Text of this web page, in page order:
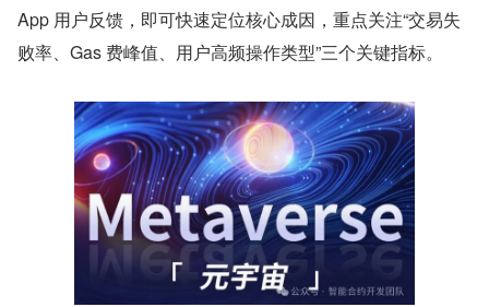
App 用户反馈，即可快速定位核心成因，重点关注“交易失
败率、Gas 费峰值、用户高频操作类型”三个关键指标。